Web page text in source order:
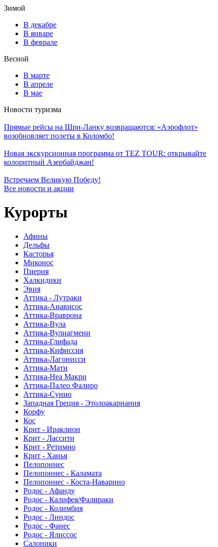
Зимой
В декабре
В январе
В феврале
Весной
В марте
В апреле
В мае
Новости туризма
Прямые рейсы на Шри-Ланку возвращаются: «Аэрофлот»
возобновляет полеты в Коломбо!
Новая экскурсионная программа от TEZ TOUR: открывайте
колоритный Азербайджан!
Встречаем Великую Победу!
Все новости и акции
Курорты
Афины
Дельфы
Касторья
Миконос
Пиерия
Халкидики
Эвия
Аттика - Лутраки
Аттика-Анависос
Аттика-Враврона
Аттика-Вула
Аттика-Вулиагмени
Аттика-Глифада
Аттика-Кифиссия
Аттика-Лагонисси
Аттика-Мати
Аттика-Неа Макри
Аттика-Палео Фалиро
Аттика-Сунио
Западная Греция - Этолоакарнания
Корфу
Кос
Крит - Ираклион
Крит - Лассити
Крит - Ретимно
Крит - Ханья
Пелопоннес
Пелопоннес - Каламата
Пелопоннес - Коста-Наварино
Родос - Афанду
Родос - Калифея/Фалираки
Родос - Колимбия
Родос - Линдос
Родос - Фанес
Родос - Ялисcос
Салоники